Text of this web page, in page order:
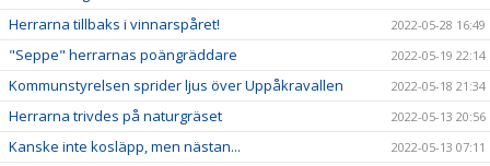
Herrarna tillbaks i vinnarspåret! 2022-05-28 16:49
"Seppe" herrarnas poängräddare 2022-05-19 22:14
Kommunstyrelsen sprider ljus över Uppåkravallen 2022-05-18 21:34
Herrarna trivdes på naturgräset 2022-05-13 20:56
Kanske inte kosläpp, men nästan... 2022-05-13 07:11